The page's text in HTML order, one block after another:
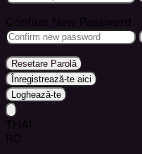
Confirm New Password
Resetare Parolă
Înregistrează-te aici
Loghează-te
THAI
RO